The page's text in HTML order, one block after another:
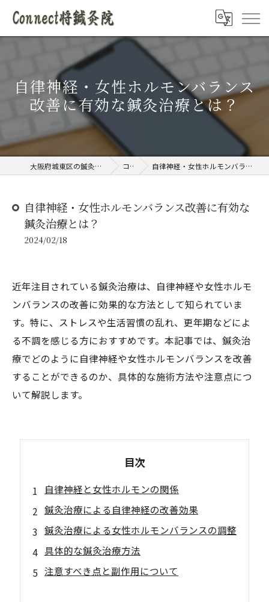
自律神経・女性ホルモンバランス
改善に有効な鍼灸治療とは？
大阪府城東区の鍼灸院ならConnect将鍼灸院 コラム 自律神経・女性ホルモンバランス改善に有効な鍼灸治療とは？
自律神経・女性ホルモンバランス改善に有効な
鍼灸治療とは？
2024/02/18
近年注目されている鍼灸治療は、自律神経や女性ホルモ
ンバランスの改善に効果的な方法として知られていま
す。特に、ストレスや生活習慣の乱れ、更年期などによ
る不調を感じる方におすすめです。本記事では、鍼灸治
療でどのように自律神経や女性ホルモンバランスを改善
することができるのか、具体的な施術方法や注意点につ
いて解説します。
目次
自律神経と女性ホルモンの関係
鍼灸治療による自律神経の改善効果
鍼灸治療による女性ホルモンバランスの調整
具体的な鍼灸治療方法
注意すべき点と副作用について